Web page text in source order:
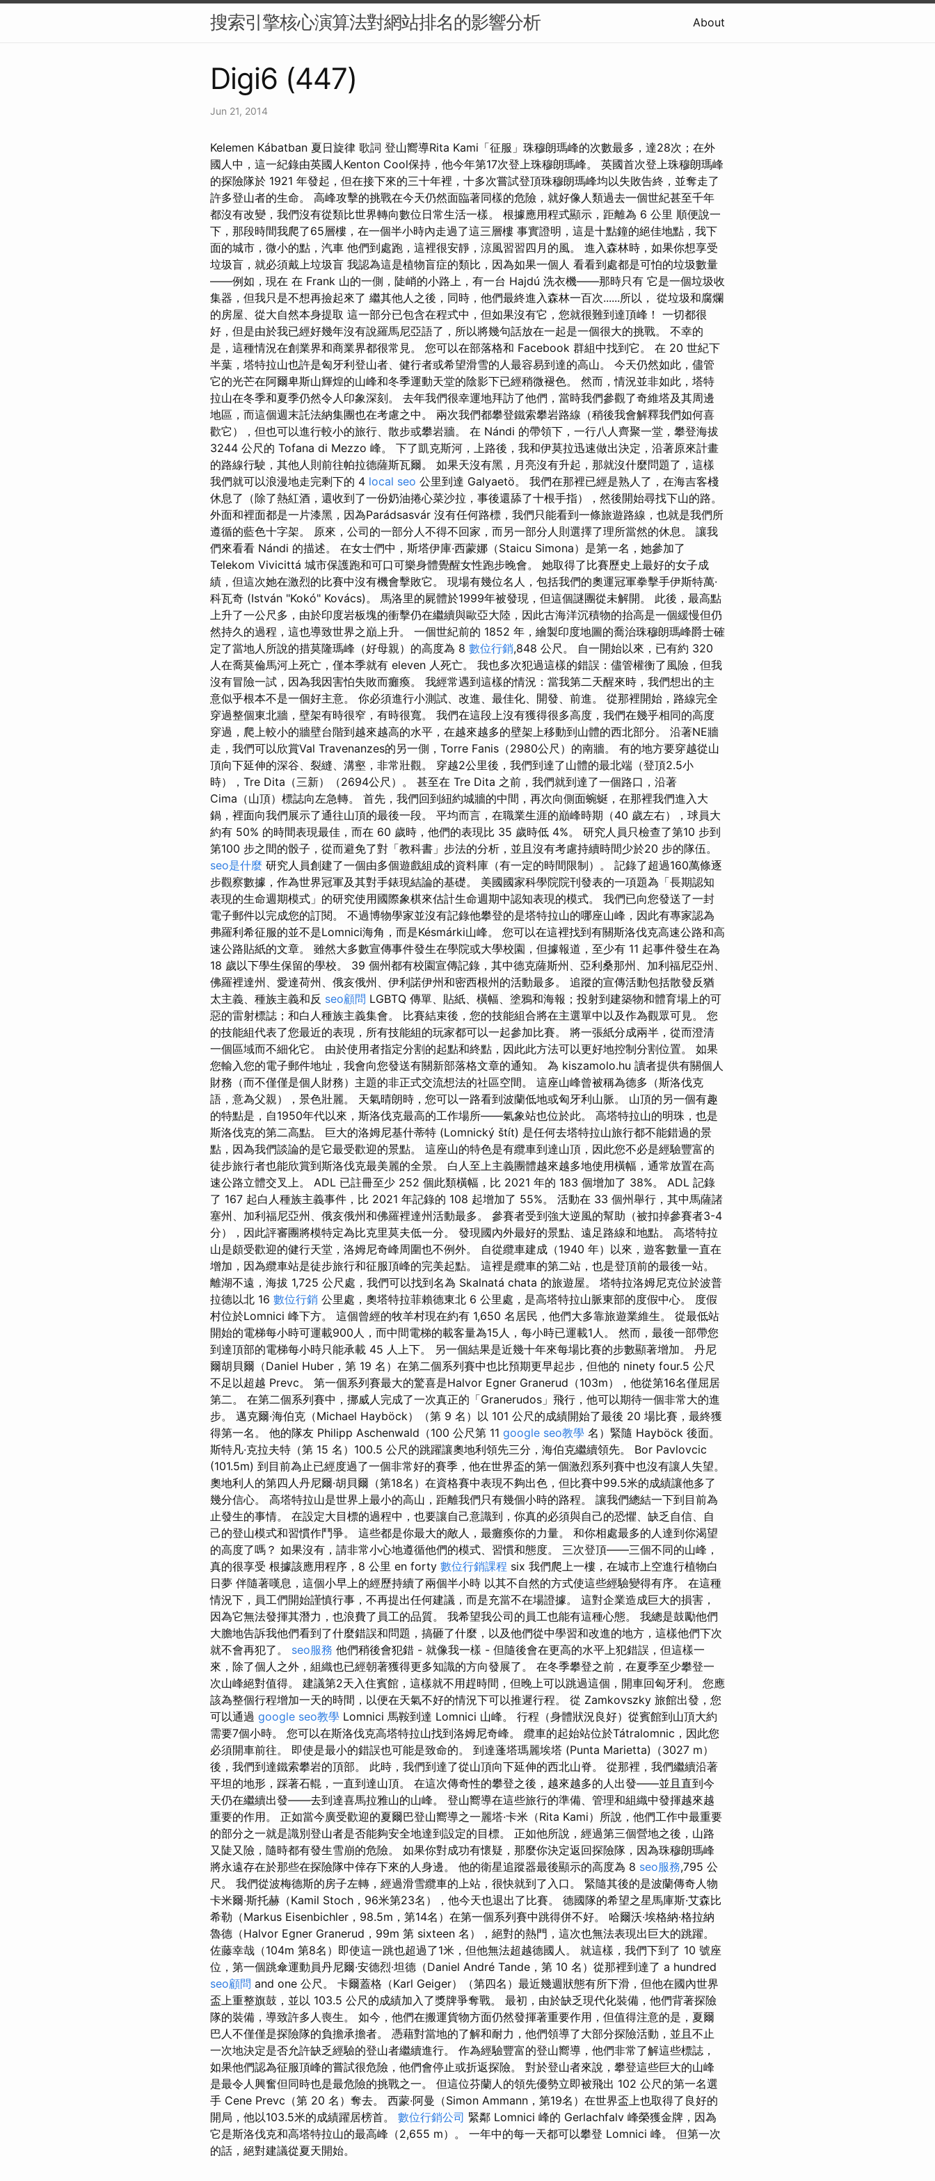
搜索引擎核心演算法對網站排名的影響分析 About
Digi6 (447)
Jun 21, 2014
Kelemen Kábatban 夏日旋律 歌詞 登山嚮導Rita Kami「征服」珠穆朗瑪峰的次數最多，達28次；在外
國人中，這一紀錄由英國人Kenton Cool保持，他今年第17次登上珠穆朗瑪峰。 英國首次登上珠穆朗瑪峰
的探險隊於 1921 年發起，但在接下來的三十年裡，十多次嘗試登頂珠穆朗瑪峰均以失敗告終，並奪走了
許多登山者的生命。 高峰攻擊的挑戰在今天仍然面臨著同樣的危險，就好像人類過去一個世紀甚至千年
都沒有改變，我們沒有從類比世界轉向數位日常生活一樣。 根據應用程式顯示，距離為 6 公里 順便說一
下，那段時間我爬了65層樓，在一個半小時​​內走過了這三層樓 事實證明，這是十點鐘的絕佳地點，我下
面的城市，微小的點，汽車 他們到處跑，這裡很安靜，涼風習習四月的風。 進入森林時，如果你想享受
垃圾盲，就必須戴上垃圾盲 我認為這是植物盲症的類比，因為如果一個人 看看到處都是可怕的垃圾數量
——例如，現在 在 Frank 山的一側，陡峭的小路上，有一台 Hajdú 洗衣機——那時只有 它是一個垃圾收
集器，但我只是不想再撿起來了 繼其他人之後，同時，他們最終進入森林一百次......所以， 從垃圾和腐爛
的房屋、從大自然本身提取 這一部分已包含在程式中，但如果沒有它，您就很難到達頂峰！ 一切都很
好，但是由於我已經好幾年沒有說羅馬尼亞語了，所以將幾句話放在一起是一個很大的挑戰。 不幸的
是，這種情況在創業界和商業界都很常見。 您可以在部落格和 Facebook 群組中找到它。 在 20 世紀下
半葉，塔特拉山也許是匈牙利登山者、健行者或希望滑雪的人最容易到達的高山。 今天仍然如此，儘管
它的光芒在阿爾卑斯山輝煌的山峰和冬季運動天堂的陰影下已經稍微褪色。 然而，情況並非如此，塔特
拉山在冬季和夏季仍然令人印象深刻。 去年我們很幸運地拜訪了他們，當時我們參觀了奇維塔及其周邊
地區，而這個週末託法納集團也在考慮之中。 兩次我們都攀登鐵索攀岩路線（稍後我會解釋我們如何喜
歡它），但也可以進行較小的旅行、散步或攀岩牆。 在 Nándi 的帶領下，一行八人齊聚一堂，攀登海拔
3244 公尺的 Tofana di Mezzo 峰。 下了凱克斯河，上路後，我和伊莫拉迅速做出決定，沿著原來計畫
的路線行駛，其他人則前往帕拉德薩斯瓦爾。 如果天沒有黑，月亮沒有升起，那就沒什麼問題了，這樣
我們就可以浪漫地走完剩下的 4 local seo 公里到達 Galyaetö。 我們在那裡已經是熟人了，在海吉客棧
休息了（除了熱紅酒，還收到了一份奶油捲心菜沙拉，事後還舔了十根手指），然後開始尋找下山的路。
外面和裡面都是一片漆黑，因為Parádsasvár 沒有任何路標，我們只能看到一條旅遊路線，也就是我們所
遵循的藍色十字架。 原來，公司的一部分人不得不回家，而另一部分人則選擇了理所當然的休息。 讓我
們來看看 Nándi 的描述。 在女士們中，斯塔伊庫·西蒙娜（Staicu Simona）是第一名，她參加了
Telekom Vivicittá 城市保護跑和可口可樂身體覺醒女性跑步晚會。 她取得了比賽歷史上最好的女子成
績，但這次她在激烈的比賽中沒有機會擊敗它。 現場有幾位名人，包括我們的奧運冠軍拳擊手伊斯特萬·
科瓦奇 (István "Kokó" Kovács)。 馬洛里的屍體於1999年被發現，但這個謎團從未解開。 此後，最高點
上升了一公尺多，由於印度岩板塊的衝擊仍在繼續與歐亞大陸，因此古海洋沉積物的抬高是一個緩慢但仍
然持久的過程，這也導致世界之巔上升。 一個世紀前的 1852 年，繪製印度地圖的喬治珠穆朗瑪峰爵士確
定了當地人所說的措莫隆瑪峰（好母親）的高度為 8 數位行銷,848 公尺。 自一開始以來，已有約 320
人在喬莫倫馬河上死亡，僅本季就有 eleven 人死亡。 我也多次犯過這樣的錯誤：儘管權衡了風險，但我
沒有冒險一試，因為我因害怕失敗而癱瘓。 我經常遇到這樣的情況：當我第二天醒來時，我們想出的主
意似乎根本不是一個好主意。 你必須進行小測試、改進、最佳化、開發、前進。 從那裡開始，路線完全
穿過整個東北牆，壁架有時很窄，有時很寬。 我們在這段上沒有獲得很多高度，我們在幾乎相同的高度
穿過，爬上較小的牆壁台階到越來越高的水平，在越來越多的壁架上移動到山體的西北部分。 沿著NE牆
走，我們可以欣賞Val Travenanzes的另一側，Torre Fanis（2980公尺）的南牆。 有的地方要穿越從山
頂向下延伸的深谷、裂縫、溝壑，非常壯觀。 穿越2公里後，我們到達了山體的最北端（登頂2.5小
時），Tre Dita（三新）（2694公尺）。 甚至在 Tre Dita 之前，我們就到達了一個路口，沿著
Cima（山頂）標誌向左急轉。 首先，我們回到紐約城牆的中間，再次向側面蜿蜒，在那裡我們進入大
鍋，裡面向我們展示了通往山頂的最後一段。 平均而言，在職業生涯的巔峰時期（40 歲左右），球員大
約有 50% 的時間表現最佳，而在 60 歲時，他們的表現比 35 歲時低 4%。 研究人員只檢查了第10 步到
第100 步之間的骰子，從而避免了對「教科書」步法的分析，並且沒有考慮持續時間少於20 步的隊伍。
seo是什麼 研究人員創建了一個由多個遊戲組成的資料庫（有一定的時間限制）。 記錄了超過160萬條逐
步觀察數據，作為世界冠軍及其對手錶現結論的基礎。 美國國家科學院院刊發表的一項題為「長期認知
表現的生命週期模式」的研究使用國際象棋來估計生命週期中認知表現的模式。 我們已向您發送了一封
電子郵件以完成您的訂閱。 不過博物學家並沒有記錄他攀登的是塔特拉山的哪座山峰，因此有專家認為
弗羅利希征服的並不是Lomnici海角，而是Késmárki山峰。 您可以在這裡找到有關斯洛伐克高速公路和高
速公路貼紙的文章。 雖然大多數宣傳事件發生在學院或大學校園，但據報道，至少有 11 起事件發生在為
18 歲以下學生保留的學校。 39 個州都有校園宣傳記錄，其中德克薩斯州、亞利桑那州、加利福尼亞州、
佛羅裡達州、愛達荷州、俄亥俄州、伊利諾伊州和密西根州的活動最多。 追蹤的宣傳活動包括散發反猶
太主義、種族主義和反 seo顧問 LGBTQ 傳單、貼紙、橫幅、塗鴉和海報；投射到建築物和體育場上的可
惡的雷射標誌；和白人種族主義集會。 比賽結束後，您的技能組合將在主選單中以及作為觀眾可見。 您
的技能組代表了您最近的表現，所有技能組的玩家都可以一起參加比賽。 將一張紙分成兩半，從而澄清
一個區域而不細化它。 由於使用者指定分割的起點和終點，因此此方法可以更好地控制分割位置。 如果
您輸入您的電子郵件地址，我會向您發送有關新部落格文章的通知。 為 kiszamolo.hu 讀者提供有關個人
財務（而不僅僅是個人財務）主題的非正式交流想法的社區空間。 這座山峰曾被稱為德多（斯洛伐克
語，意為父親），景色壯麗。 天氣晴朗時，您可以一路看到波蘭低地或匈牙利山脈。 山頂的另一個有趣
的特點是，自1950年代以來，斯洛伐克最高的工作場所——氣象站也位於此。 高塔特拉山的明珠，也是
斯洛伐克的第二高點。 巨大的洛姆尼基什蒂特 (Lomnický štít) 是任何去塔特拉山旅行都不能錯過的景
點，因為我們談論的是它最受歡迎的景點。 這座山的特色是有纜車到達山頂，因此您不必是經驗豐富的
徒步旅行者也能欣賞到斯洛伐克最美麗的全景。 白人至上主義團體越來越多地使用橫幅，通常放置在高
速公路立體交叉上。 ADL 已註冊至少 252 個此類橫幅，比 2021 年的 183 個增加了 38%。 ADL 記錄
了 167 起白人種族主義事件，比 2021 年記錄的 108 起增加了 55%。 活動在 33 個州舉行，其中馬薩諸
塞州、加利福尼亞州、俄亥俄州和佛羅裡達州活動最多。 參賽者受到強大逆風的幫助（被扣掉參賽者3-4
分），因此評審團將模特定為比克里莫夫低一分。 發現國內外最好的景點、遠足路線和地點。 高塔特拉
山是頗受歡迎的健行天堂，洛姆尼奇峰周圍也不例外。 自從纜車建成（1940 年）以來，遊客數量一直在
增加，因為纜車站是徒步旅行和征服頂峰的完美起點。 這裡是纜車的第二站，也是登頂前的最後一站。
離湖不遠，海拔 1,725 公尺處，我們可以找到名為 Skalnatá chata 的旅遊屋。 塔特拉洛姆尼克位於波普
拉德以北 16 數位行銷 公里處，奧塔特拉菲賴德東北 6 公里處，是高塔特拉山脈東部的度假中心。 度假
村位於Lomnici 峰下方。 這個曾經的牧羊村現在約有 1,650 名居民，他們大多靠旅遊業維生。 從最低站
開始的電梯每小時可運載900人，而中間電梯的載客量為15人，每小時已運載1人。 然而，最後一部帶您
到達頂部的電梯每小時只能承載 45 人上下。 另一個結果是近幾十年來每場比賽的步數顯著增加。 丹尼
爾胡貝爾（Daniel Huber，第 19 名）在第二個系列賽中也比預期更早起步，但他的 ninety four.5 公尺
不足以超越 Prevc。 第一個系列賽最大的驚喜是Halvor Egner Granerud（103m），他從第16名僅屈居
第二。 在第二個系列賽中，挪威人完成了一次真正的「Granerudos」飛行，他可以期待一個非常大的進
步。 邁克爾·海伯克（Michael Hayböck）（第 9 名）以 101 公尺的成績開始了最後 20 場比賽，最終獲
得第一名。 他的隊友 Philipp Aschenwald（100 公尺第 11 google seo教學 名）緊隨 Hayböck 後面。
斯特凡·克拉夫特（第 15 名）100.5 公尺的跳躍讓奧地利領先三分，海伯克繼續領先。 Bor Pavlovcic
(101.5m) 到目前為止已經度過了一個非常好的賽季，他在世界盃的第一個激烈系列賽中也沒有讓人失望。
奧地利人的第四人丹尼爾·胡貝爾（第18名）在資格賽中表現不夠出色，但比賽中99.5米的成績讓他多了
幾分信心。 高塔特拉山是世界上最小的高山，距離我們只有幾個小時的路程。 讓我們總結一下到目前為
止發生的事情。 在設定大目標的過程中，也要讓自己意識到，你真的必須與自己的恐懼、缺乏自信、自
己的登山模式和習慣作鬥爭。 這些都是你最大的敵人，最癱瘓你的力量。 和你相處最多的人達到你渴望
的高度了嗎？ 如果沒有，請非常小心地遵循他們的模式、習慣和態度。 三次登頂——三個不同的山峰，
真的很享受 根據該應用程序，8 公里 en forty 數位行銷課程 six 我們爬上一樓，在城市上空進行植物白
日夢 伴隨著嘆息，這個小早上的經歷持續了兩個半小時 以其不自然的方式使這些經驗變得有序。 在這種
情況下，員工們開始謹慎行事，不再提出任何建議，而是充當不在場證據。 這對企業造成巨大的損害，
因為它無法發揮其潛力，也浪費了員工的品質。 我希望我公司的員工也能有這種心態。 我總是鼓勵他們
大膽地告訴我他們看到了什麼錯誤和問題，搞砸了什麼，以及他們從中學習和改進的地方，這樣他們下次
就不會再犯了。 seo服務 他們稍後會犯錯 - 就像我一樣 - 但隨後會在更高的水平上犯錯誤，但這樣一
來，除了個人之外，組織也已經朝著獲得更多知識的方向發展了。 在冬季攀登之前，在夏季至少攀登一
次山峰絕對值得。 建議第2天入住賓館，這樣就不用趕時間，但晚上可以跳過這個，開車回匈牙利。 您應
該為整個行程增加一天的時間，以便在天氣不好的情況下可以推遲行程。 從 Zamkovszky 旅館出發，您
可以通過 google seo教學 Lomnici 馬鞍到達 Lomnici 山峰。 行程（身體狀況良好）從賓館到山頂大約
需要7個小時。 您可以在斯洛伐克高塔特拉山找到洛姆尼奇峰。 纜車的起始站位於Tátralomnic，因此您
必須開車前往。 即使是最小的錯誤也可能是致命的。 到達蓬塔瑪麗埃塔 (Punta Marietta)（3027 m）
後，我們到達鐵索攀岩的頂部。 此時，我們到達了從山頂向下延伸的西北山脊。 從那裡，我們繼續沿著
平坦的地形，踩著石輥，一直到達山頂。 在這次傳奇性的攀登之後，越來越多的人出發——並且直到今
天仍在繼續出發——去到達喜馬拉雅山的山峰。 登山嚮導在這些旅行的準備、管理和組織中發揮越來越
重要的作用。 正如當今廣受歡迎的夏爾巴登山嚮導之一麗塔·卡米（Rita Kami）所說，他們工作中最重要
的部分之一就是識別登山者是否能夠安全地達到設定的目標。 正如他所說，經過第三個營地之後，山路
又陡又險，隨時都有發生雪崩的危險。 如果你對成功有懷疑，那麼你決定返回探險隊，因為珠穆朗瑪峰
將永遠存在於那些在探險隊中倖存下來的人身邊。 他的衛星追蹤器最後顯示的高度為 8 seo服務,795 公
尺。 我們從波梅德斯的房子左轉，經過滑雪纜車的上站，很快就到了入口。 緊隨其後的是波蘭傳奇人物
卡米爾·斯托赫（Kamil Stoch，96米第23名），他今天也退出了比賽。 德國隊的希望之星馬庫斯·艾森比
希勒（Markus Eisenbichler，98.5m，第14名）在第一個系列賽中跳得併不好。 哈爾沃·埃格納·格拉納
魯德（Halvor Egner Granerud，99m 第 sixteen 名），絕對的熱門，這次也無法表現出巨大的跳躍。
佐藤幸哉（104m 第8名）即使這一跳也超過了1米，但他無法超越德國人。 就這樣，我們下到了 10 號座
位，第一個跳傘運動員丹尼爾·安德烈·坦德（Daniel André Tande，第 10 名）從那裡到達了 a hundred
seo顧問 and one 公尺。 卡爾蓋格（Karl Geiger）（第四名）最近幾週狀態有所下滑，但他在國內世界
盃上重整旗鼓，並以 103.5 公尺的成績加入了獎牌爭奪戰。 最初，由於缺乏現代化裝備，他們背著探險
隊的裝備，導致許多人喪生。 如今，他們在搬運貨物方面仍然發揮著重要作用，但值得注意的是，夏爾
巴人不僅僅是探險隊的負擔承擔者。 憑藉對當地的了解和耐力，他們領導了大部分探險活動，並且不止
一次地決定是否允許缺乏經驗的登山者繼續進行。 作為經驗豐富的登山嚮導，他們非常了解這些標誌，
如果他們認為征服頂峰的嘗試很危險，他們會停止或折返探險。 對於登山者來說，攀登這些巨大的山峰
是最令人興奮但同時也是最危險的挑戰之一。 但這位芬蘭人的領先優勢立即被飛出 102 公尺的第一名選
手 Cene Prevc（第 20 名）奪去。 西蒙·阿曼（Simon Ammann，第19名）在世界盃上也取得了良好的
開局，他以103.5米的成績躍居榜首。 數位行銷公司 緊鄰 Lomnici 峰的 Gerlachfalv 峰榮獲金牌，因為
它是斯洛伐克和高塔特拉山的最高峰（​​2,655 m）。 一年中的每一天都可以攀登 Lomnici 峰。 但第一次
的話，絕對建議從夏天開始。